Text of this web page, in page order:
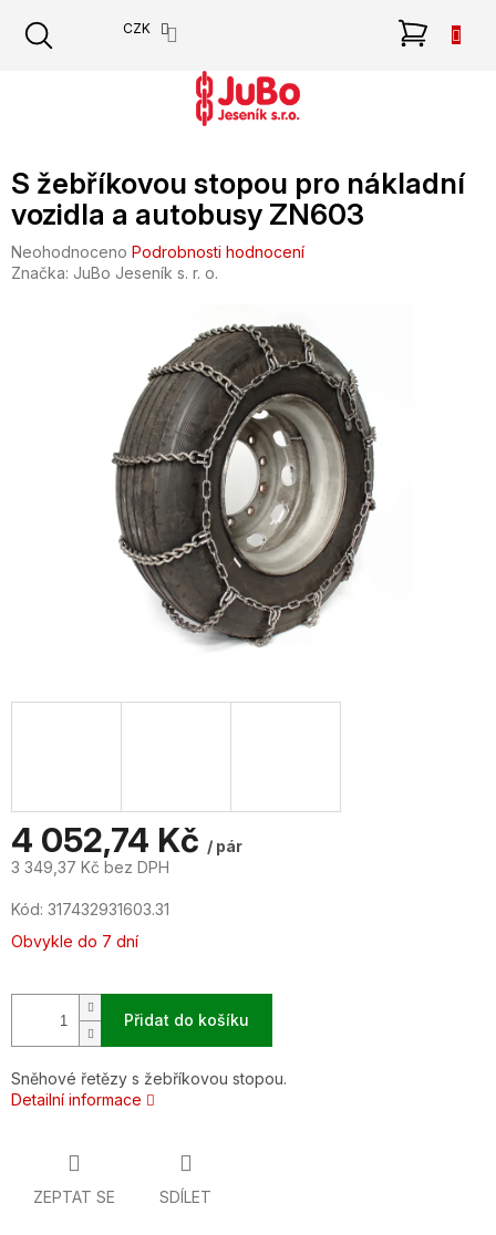
obsah
CZK
S žebříkovou stopou pro nákladní
vozidla a autobusy ZN603
Průměrné
hodnocení
Neohodnoceno Podrobnosti hodnocení
Značka: JuBo Jeseník s. r. o.
4 052,74 Kč / pár
3 349,37 Kč bez DPH
cena:
Kód: 317432931603.31
Obvykle do 7 dní
Přidat do košíku
Sněhové řetězy s žebříkovou stopou.
Detailní informace
ZEPTAT SE SDÍLET